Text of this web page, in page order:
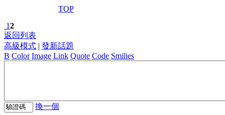
TOP
12
返回列表
高級模式 | 發新話題
B Color Image Link Quote Code Smilies
換一個